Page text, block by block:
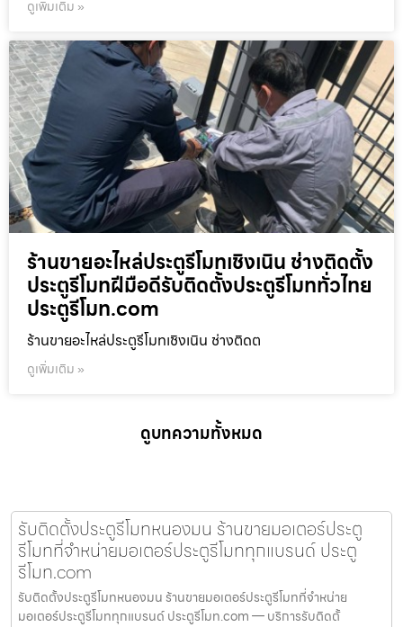
ดูเพิ่มเติม »
ร้านขายอะไหล่ประตูรีโมทเชิงเนิน ช่างติดตั้ง
ประตูรีโมทฝีมือดีรับติดตั้งประตูรีโมททั่วไทย
ประตูรีโมท.com
ร้านขายอะไหล่ประตูรีโมทเชิงเนิน ช่างติดต
ดูเพิ่มเติม »
ดูบทความทั้งหมด
รับติดตั้งประตูรีโมทหนองมน ร้านขายมอเตอร์ประตู
รีโมทที่จำหน่ายมอเตอร์ประตูรีโมททุกแบรนด์ ประตู
รีโมท.com
รับติดตั้งประตูรีโมทหนองมน ร้านขายมอเตอร์ประตูรีโมทที่จำหน่าย
มอเตอร์ประตูรีโมททุกแบรนด์ ประตูรีโมท.com — บริการรับติดตั้